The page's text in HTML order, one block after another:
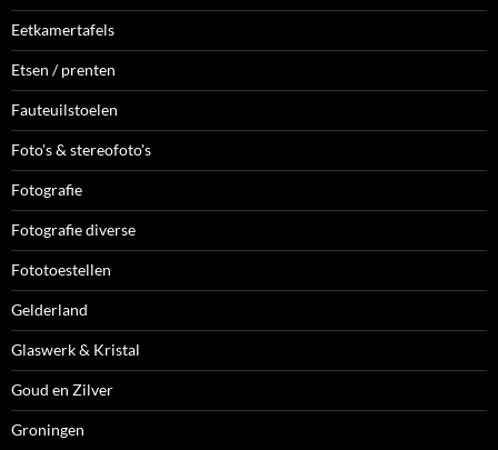
Eetkamertafels
Etsen / prenten
Fauteuilstoelen
Foto's & stereofoto's
Fotografie
Fotografie diverse
Fototoestellen
Gelderland
Glaswerk & Kristal
Goud en Zilver
Groningen